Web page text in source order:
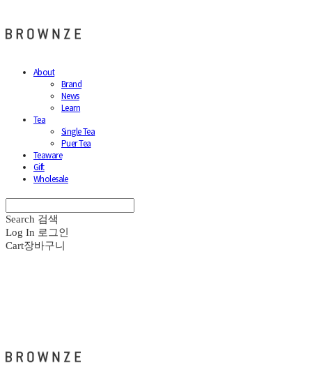
About
Brand
News
Learn
Tea
Single Tea
Puer Tea
Teaware
Gift
Wholesale
Search 검색
Log In 로그인
Cart장바구니